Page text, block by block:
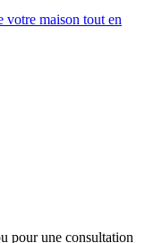
votre maison tout en
pour une consultation